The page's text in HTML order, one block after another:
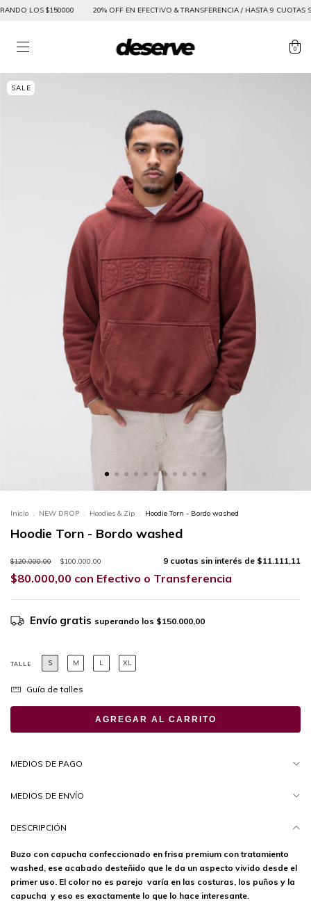
LOS $150000 20% OFF EN EFECTIVO & TRANSFERENCIA / HASTA 9 CUOTAS
0
Inicio . NEW DROP . Hoodies & Zip . Hoodie Torn - Bordo washed
Hoodie Torn - Bordo washed
$120.000,00 $100.000,00 9 cuotas sin interés de $11.111,11
$80.000,00 con Efectivo o Transferencia
Envío gratis superando los $150.000,00
TALLE S M L XL
Guía de talles
MEDIOS DE PAGO
MEDIOS DE ENVÍO
DESCRIPCIÓN
Buzo con capucha confeccionado en frisa premium con tratamiento
washed, ese acabado desteñido que le da un aspecto vivido desde el
primer uso. El color no es parejo varía en las costuras, los puños y la
capucha y eso es exactamente lo que lo hace interesante.